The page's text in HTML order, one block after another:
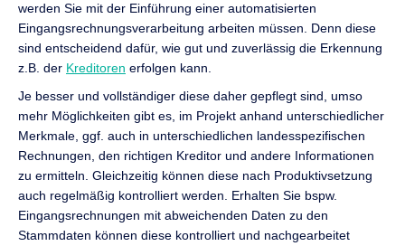
werden Sie mit der Einführung einer automatisierten
Eingangsrechnungsverarbeitung arbeiten müssen. Denn diese
sind entscheidend dafür, wie gut und zuverlässig die Erkennung
z.B. der Kreditoren erfolgen kann.
Je besser und vollständiger diese daher gepflegt sind, umso
mehr Möglichkeiten gibt es, im Projekt anhand unterschiedlicher
Merkmale, ggf. auch in unterschiedlichen landesspezifischen
Rechnungen, den richtigen Kreditor und andere Informationen
zu ermitteln. Gleichzeitig können diese nach Produktivsetzung
auch regelmäßig kontrolliert werden. Erhalten Sie bspw.
Eingangsrechnungen mit abweichenden Daten zu den
Stammdaten können diese kontrolliert und nachgearbeitet